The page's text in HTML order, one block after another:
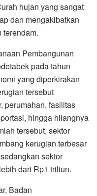
hujan yang sangat
dan mengakibatkan
terendam.
Pembangunan
pada tahun
yang diperkirakan
tersebut
perumahan, fasilitas
hingga hilangnya
tersebut, sektor
kerugian terbesar
sektor
dari Rp1 triliun.
Badan